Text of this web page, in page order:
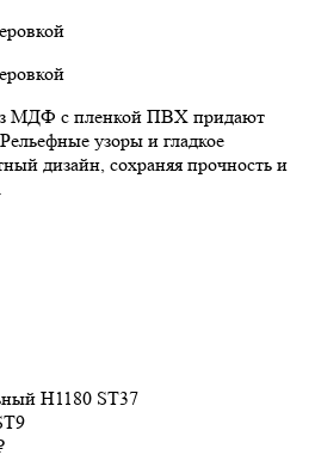
МДФ с пленкой ПВХ придают
узоры и гладкое
дизайн, сохраняя прочность и